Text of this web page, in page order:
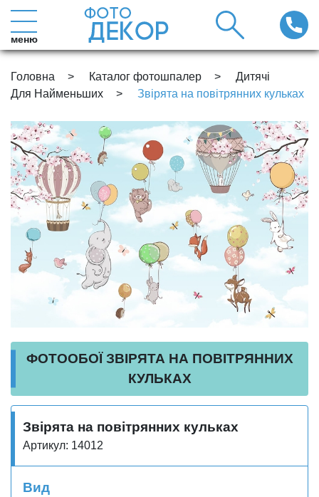
меню
Головна Каталог фотошпалер
Дитячі
Для Найменьших
Звірята на повітрянних кульках
ФОТООБОЇ ЗВІРЯТА НА ПОВІТРЯННИХ
КУЛЬКАХ
Звірята на повітрянних кульках
Артикул: 14012
Вид